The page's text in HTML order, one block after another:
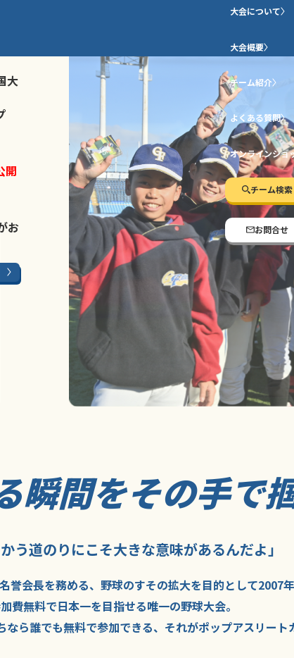
大会について
大会概要
チーム紹介
よくある質問
オンラインショ
チーム検索
お問合せ
大
開
お
瞬間をその手で
う道のりにこそ大きな意味があるんだよ」
誉会長を務める、野球のすその拡大を目的として2007
費無料で日本一を目指せる唯一の野球大会。
なら誰でも無料で参加できる、 それがポップアスリート